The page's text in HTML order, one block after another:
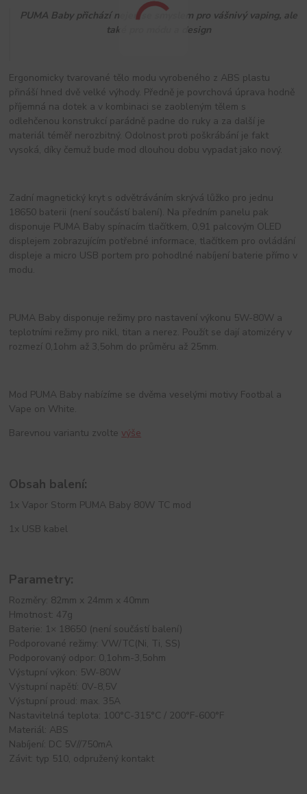
PUMA Baby přichází nejen se smyslem pro vášnivý vaping, ale
také pro módu a design
Ergonomicky tvarované tělo modu vyrobeného z ABS plastu
přináší hned dvě velké výhody. Předně je povrchová úprava hodně
příjemná na dotek a v kombinaci se zaobleným tělem s
odlehčenou konstrukcí parádně padne do ruky a za další je
materiál téměř nerozbitný. Odolnost proti poškrábání je fakt
vysoká, díky čemuž bude mod dlouhou dobu vypadat jako nový.
Zadní magnetický kryt s odvětráváním skrývá lůžko pro jednu
18650 baterii (není součástí balení). Na předním panelu pak
disponuje PUMA Baby spínacím tlačítkem, 0,91 palcovým OLED
displejem zobrazujícím potřebné informace, tlačítkem pro ovládání
displeje a micro USB portem pro pohodlné nabíjení baterie přímo v
modu.
PUMA Baby disponuje režimy pro nastavení výkonu 5W-80W a
teplotními režimy pro nikl, titan a nerez. Použít se dají atomizéry v
rozmezí 0,1ohm až 3,5ohm do průměru až 25mm.
Mod PUMA Baby nabízíme se dvěma veselými motivy Footbal a
Vape on White.
Barevnou variantu zvoltevýše
Obsah balení:
1x Vapor Storm PUMA Baby 80W TC mod
1x USB kabel
Parametry:
Rozměry: 82mm x 24mm x 40mm
Hmotnost: 47g
Baterie: 1× 18650 (není součástí balení)
Podporované režimy: VW/TC(Ni, Ti, SS)
Podporovaný odpor: 0,1ohm-3,5ohm
Výstupní výkon: 5W-80W
Výstupní napětí: 0V-8,5V
Výstupní proud: max. 35A
Nastavitelná teplota: 100°C-315°C / 200°F-600°F
Materiál: ABS
Nabíjení: DC 5V//750mA
Závit: typ 510, odpružený kontakt